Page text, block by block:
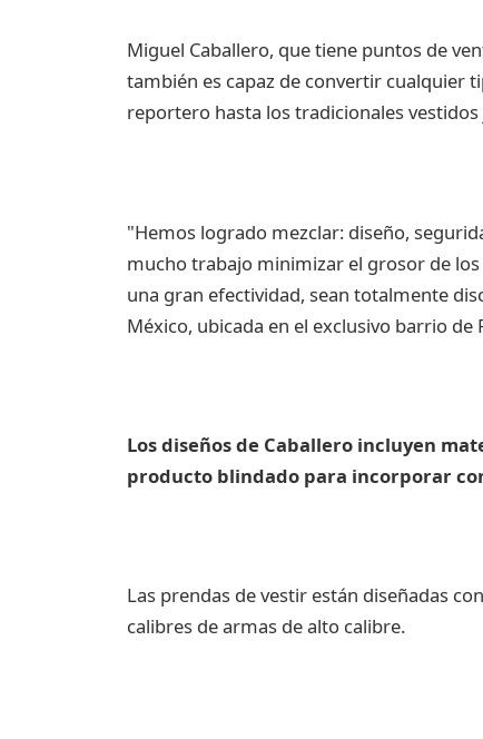
Miguel Caballero, que tiene puntos de
también es capaz de convertir cualquier
reportero hasta los tradicionales
"Hemos logrado mezclar: diseño,
mucho trabajo minimizar el grosor de
una gran efectividad, sean totalmente
México, ubicada en el exclusivo barrio de
Los diseños de Caballero incluyen
producto blindado para incorporar
Las prendas de vestir están diseñadas
calibres de armas de alto calibre.